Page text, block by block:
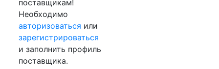
поставщикам!
Необходимо
авторизоваться или
зарегистрироваться
и заполнить профиль
поставщика.